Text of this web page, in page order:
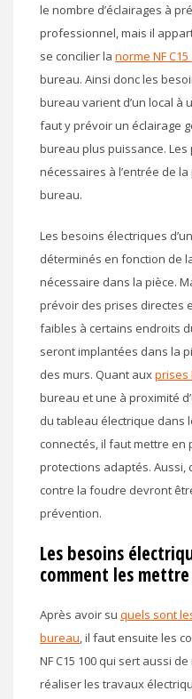
le nombre d’éclairages à
professionnel, mais il
se concilier la norme NF C15
bureau. Ainsi donc les
bureau varient d’un local à
faut y prévoir un éclairage
bureau plus puissance.
nécessaires à l’entrée de
bureau.
Les besoins électriques
déterminés en fonction de
nécessaire dans la pièce.
prévoir des prises directes
faibles à certains endroits
seront implantées dans la
des murs. Quant auxprises
bureau et une à proximité
du tableau électrique dans
connectés, il faut mettre en
protections adaptés.
contre la foudre devront
prévention.
Les besoins
comment les
Après avoir su quels sont
bureau, il faut ensuite les
NF C15 100 qui sert aussi
réaliser les travaux